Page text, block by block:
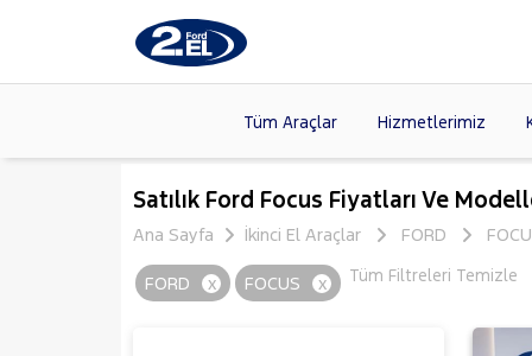
Tüm Araçlar Hizmetlerimiz
Markalar >
Modeller >
Kasalar
FORD
HYUNDAI
SKODA
Satılık Ford Focus Fiyatları Ve
Ana Sayfa
İkinci El Araçlar FORD
Tüm Filtreleri Temizle
FORD x FOCUS x